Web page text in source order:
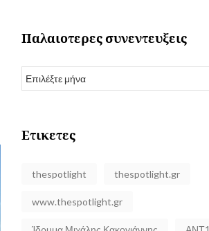
Παλαιοτερες συνεντευξεις
Ετικετες
thespotlight thespotlight.gr
www.thespotlight.gr